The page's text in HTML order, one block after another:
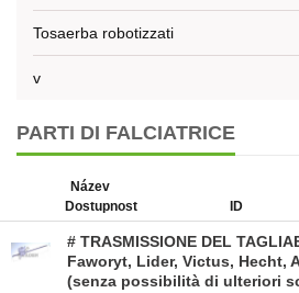
Tosaerba robotizzati
v
PARTI DI FALCIATRICE
Název
Dostupnost
ID
# TRASMISSIONE DEL
Faworyt, Lider, Victus, Hecht,
(senza possibilità di ulteriori